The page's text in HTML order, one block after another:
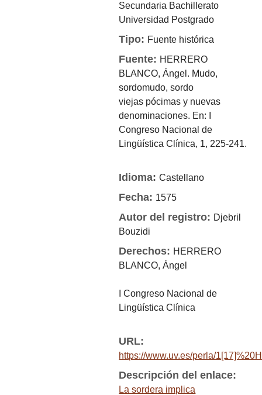
Secundaria Bachillerato
Universidad Postgrado
Tipo: Fuente histórica
Fuente: HERRERO
BLANCO, Ángel. Mudo,
sordomudo, sordo
viejas pócimas y nuevas
denominaciones. En: I
Congreso Nacional de
Lingüística Clínica, 1, 225-241.
Idioma:Castellano
Fecha: 1575
Autor del registro: Djebril
Bouzidi
Derechos: HERRERO
BLANCO, Ángel
I Congreso Nacional de
Lingüística Clínica
URL:
https://www.uv.es/perla/
Descripción del enlace:
La sordera implica